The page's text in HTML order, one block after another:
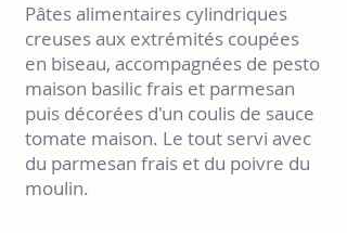
Pâtes alimentaires cylindriques
creuses aux extrémités coupées
en biseau, accompagnées de pesto
maison basilic frais et parmesan
puis décorées d'un coulis de sauce
tomate maison. Le tout servi avec
du parmesan frais et du poivre du
moulin.